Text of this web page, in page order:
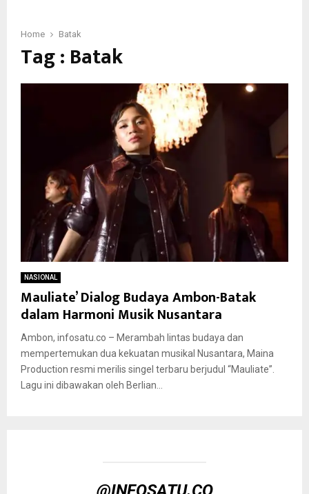
Home Batak
Tag : Batak
NASIONAL
Mauliate’ Dialog Budaya Ambon-Batak
dalam Harmoni Musik Nusantara
Ambon, infosatu.co – Merambah lintas budaya dan
mempertemukan dua kekuatan musikal Nusantara, Maina
Production resmi merilis singel terbaru berjudul “Mauliate”.
Lagu ini dibawakan oleh Berlian...